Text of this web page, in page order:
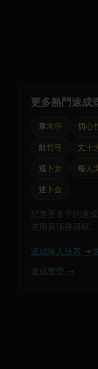
更多熱門速成
韋木手 切心
航竹弓 丈十
巡 卜女 每人
述 卜金
想查更多字的速
使用頁頂搜尋框。
速成輸入法表 →
速成教學 →